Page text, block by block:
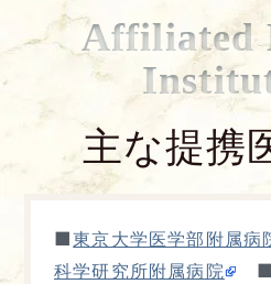
Affiliated
主な提携
■東京大学医学部附属病
科学研究所附属病院
■